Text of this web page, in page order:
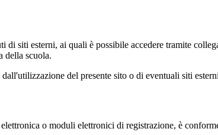
di siti esterni, ai quali è possibile accedere tramite
della scuola.
del presente sito o di eventuali siti
o moduli elettronici di registrazione, è